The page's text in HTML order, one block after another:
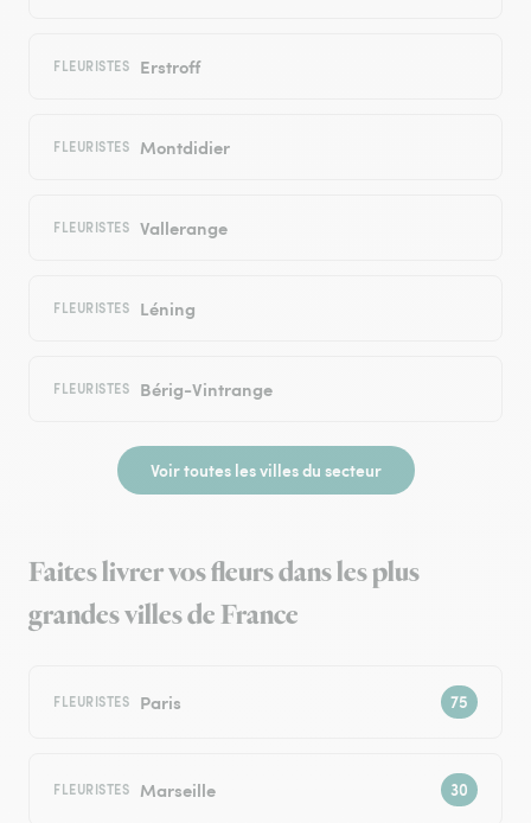
FLEURISTES Erstroff
FLEURISTES Montdidier
FLEURISTES Vallerange
FLEURISTES Léning
FLEURISTES Bérig-Vintrange
Voir toutes les villes du secteur
Faites livrer vos fleurs dans les plus
grandes villes de France
FLEURISTES Paris
FLEURISTES Marseille